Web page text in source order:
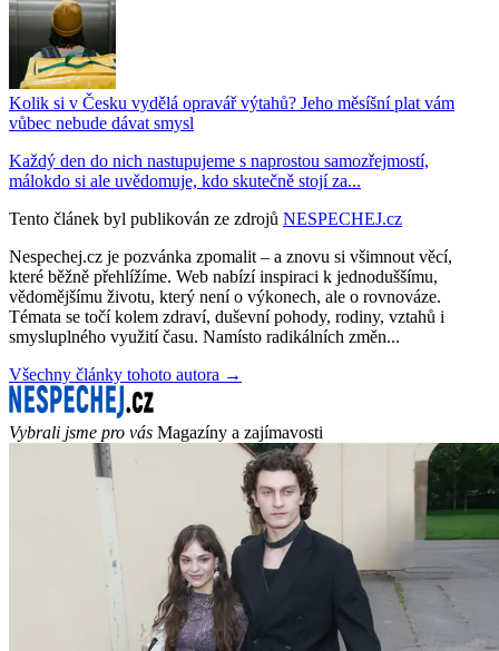
Kolik si v Česku vydělá opravář výtahů? Jeho měsíšní plat vám
vůbec nebude dávat smysl
Každý den do nich nastupujeme s naprostou samozřejmostí,
málokdo si ale uvědomuje, kdo skutečně stojí za...
Tento článek byl publikován ze zdrojů NESPECHEJ.cz
Nespechej.cz je pozvánka zpomalit – a znovu si všimnout věcí,
které běžně přehlížíme. Web nabízí inspiraci k jednoduššímu,
vědomějšímu životu, který není o výkonech, ale o rovnováze.
Témata se točí kolem zdraví, duševní pohody, rodiny, vztahů i
smysluplného využití času. Namísto radikálních změn...
Všechny články tohoto autora →
Vybrali jsme pro vás Magazíny a zajímavosti